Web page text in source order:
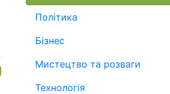
Політика
Бізнес
Мистецтво та розваги
Технологія